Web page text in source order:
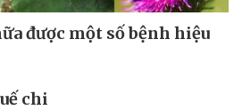
được một số bệnh hiệu
chi